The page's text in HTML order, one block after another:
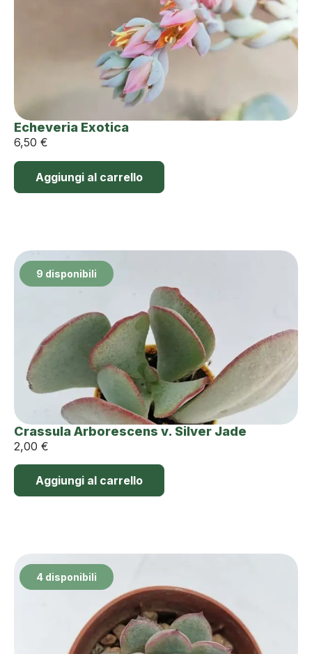
Echeveria Exotica
6,50 €
Aggiungi al carrello
9 disponibili
Crassula Arborescens v. Silver Jade
2,00 €
Aggiungi al carrello
4 disponibili